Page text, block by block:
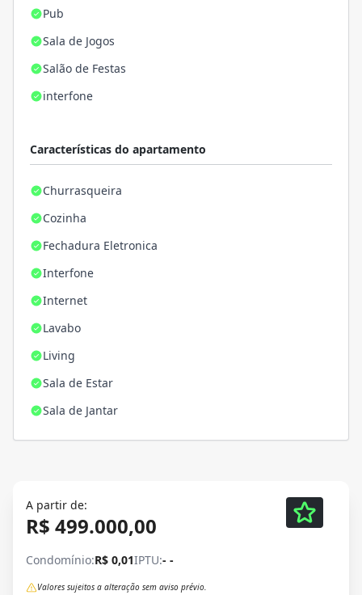
Pub
Sala de Jogos
Salão de Festas
interfone
Características do apartamento
Churrasqueira
Cozinha
Fechadura Eletronica
Interfone
Internet
Lavabo
Living
Sala de Estar
Sala de Jantar
A partir de:
R$ 499.000,00
Condomínio:R$ 0,01IPTU:- -
Valores sujeitos a alteração sem aviso prévio.